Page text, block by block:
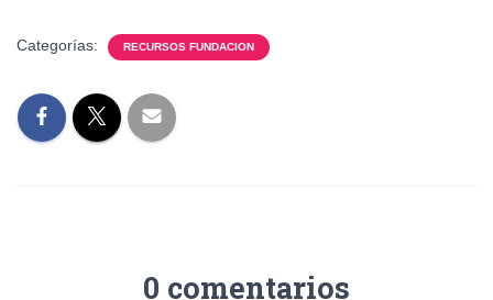
Categorías: RECURSOS FUNDACION
0 comentarios